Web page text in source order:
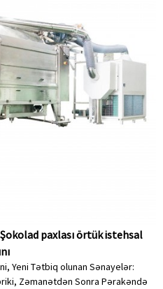
paxlası örtük istehsal
Yeni Tətbiq olunan Sənayelər:
Zəmanətdən Sonra Pərakəndə